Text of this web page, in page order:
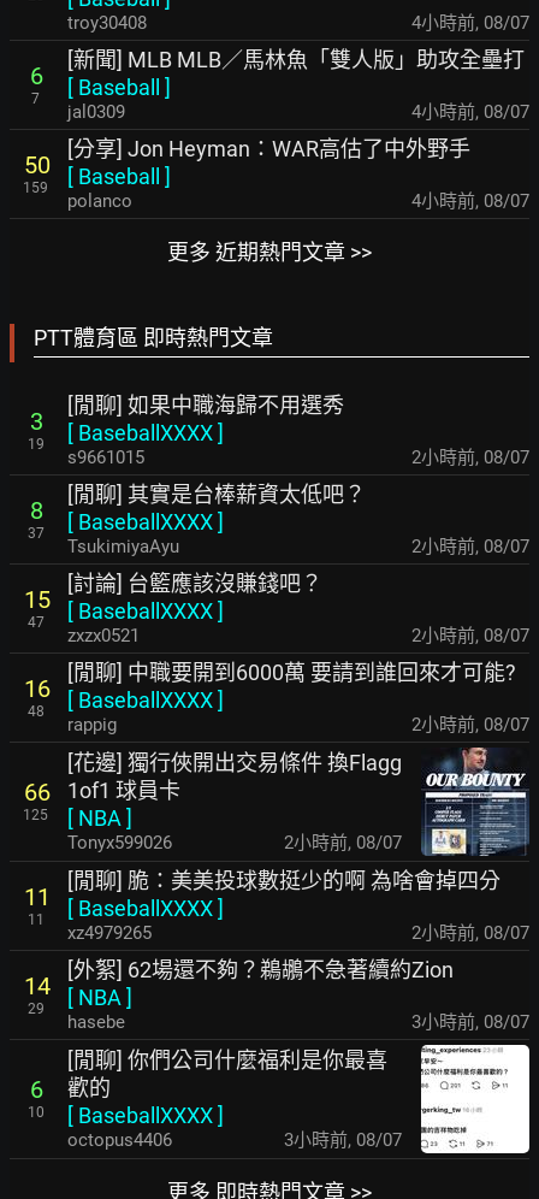
troy30408 4小時前, 08/07
6
7
[新聞] MLB MLB／馬林魚「雙人版」助攻全壘打
[ Baseball ]
jal0309 4小時前, 08/07
50
159
[分享] Jon Heyman：WAR高估了中外野手
[ Baseball ]
polanco 4小時前, 08/07
更多 近期熱門文章 >>
PTT體育區 即時熱門文章
3
19
[閒聊] 如果中職海歸不用選秀
[ BaseballXXXX]
s9661015 2小時前, 08/07
8
37
[閒聊] 其實是台棒薪資太低吧？
[ BaseballXXXX]
TsukimiyaAyu 2小時前, 08/07
15
47
[討論] 台籃應該沒賺錢吧？
[ BaseballXXXX]
zxzx0521 2小時前, 08/07
16
48
[閒聊] 中職要開到6000萬 要請到誰回來才可能?
[ BaseballXXXX]
rappig 2小時前, 08/07
66
125
[花邊] 獨行俠開出交易條件 換Flagg
1of1 球員卡
[ NBA ]
Tonyx599026 2小時前, 08/07
11
11
[閒聊] 脆：美美投球數挺少的啊 為啥會掉四分
[ BaseballXXXX]
xz4979265 2小時前, 08/07
14
29
[外絮] 62場還不夠？鵜鶘不急著續約Zion
[ NBA ]
hasebe 3小時前, 08/07
6
10
[閒聊] 你們公司什麼福利是你最喜
歡的
[ BaseballXXXX]
octopus4406 3小時前, 08/07
更多 即時熱門文章 >>